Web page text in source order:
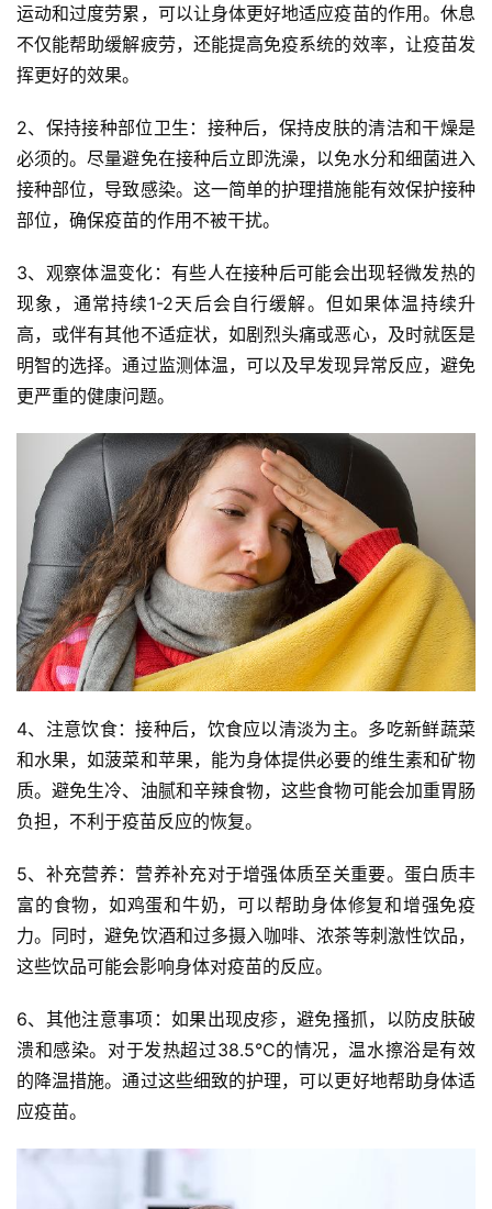
运动和过度劳累，可以让身体更好地适应疫苗的作用。休息
不仅能帮助缓解疲劳，还能提高免疫系统的效率，让疫苗发
挥更好的效果。
2、保持接种部位卫生：接种后，保持皮肤的清洁和干燥是
必须的。尽量避免在接种后立即洗澡，以免水分和细菌进入
接种部位，导致感染。这一简单的护理措施能有效保护接种
部位，确保疫苗的作用不被干扰。
3、观察体温变化：有些人在接种后可能会出现轻微发热的
现象，通常持续1-2天后会自行缓解。但如果体温持续升
高，或伴有其他不适症状，如剧烈头痛或恶心，及时就医是
明智的选择。通过监测体温，可以及早发现异常反应，避免
更严重的健康问题。
4、注意饮食：接种后，饮食应以清淡为主。多吃新鲜蔬菜
和水果，如菠菜和苹果，能为身体提供必要的维生素和矿物
质。避免生冷、油腻和辛辣食物，这些食物可能会加重胃肠
负担，不利于疫苗反应的恢复。
5、补充营养：营养补充对于增强体质至关重要。蛋白质丰
富的食物，如鸡蛋和牛奶，可以帮助身体修复和增强免疫
力。同时，避免饮酒和过多摄入咖啡、浓茶等刺激性饮品，
这些饮品可能会影响身体对疫苗的反应。
6、其他注意事项：如果出现皮疹，避免搔抓，以防皮肤破
溃和感染。对于发热超过38.5°C的情况，温水擦浴是有效
的降温措施。通过这些细致的护理，可以更好地帮助身体适
应疫苗。